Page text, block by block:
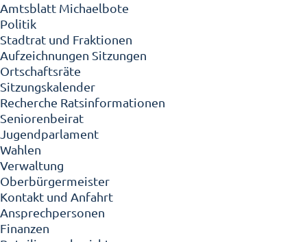
Amtsblatt Michaelbote
Politik
Stadtrat und Fraktionen
Aufzeichnungen Sitzungen
Ortschaftsräte
Sitzungskalender
Recherche Ratsinformationen
Seniorenbeirat
Jugendparlament
Wahlen
Verwaltung
Oberbürgermeister
Kontakt und Anfahrt
Ansprechpersonen
Finanzen